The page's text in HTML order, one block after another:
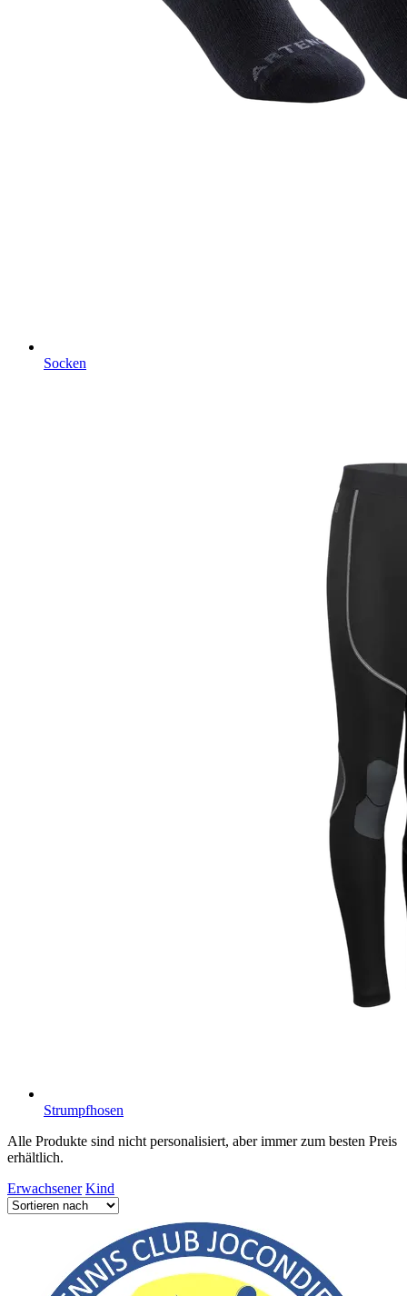
Socken
Strumpfhosen
Alle Produkte sind nicht personalisiert, aber immer zum besten Preis
erhältlich.
Erwachsener Kind